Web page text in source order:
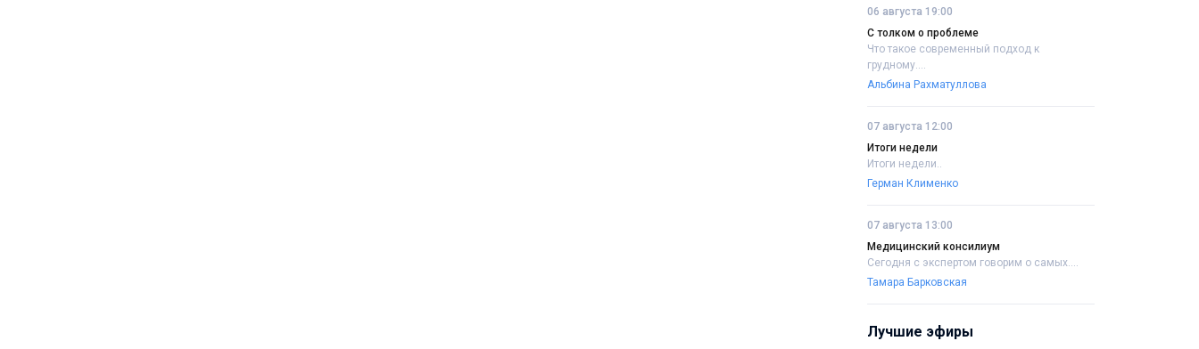
06 августа 19:00
С толком о проблеме
Что такое современный подход к
грудному....
Альбина Рахматуллова
07 августа 12:00
Итоги недели
Итоги недели..
Герман Клименко
07 августа 13:00
Медицинский консилиум
Сегодня с экспертом говорим о самых....
Тамара Барковская
Лучшие эфиры